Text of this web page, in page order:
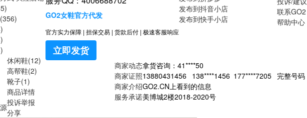
联系GO2
帮助中心
GO2女鞋官方代发
官方实力保障 | 担保交易 | 货款后付 | 极速客服响应
立即发货
发布到抖音小店
发布到快手小店
拿货咨询： 41****50
13880431456 138****1456 177****7205 完整号码
GO2.CN上看到的信息
美博城2楼2018-2020号
商家动态
商家证照
商家介绍
服务承诺
休闲鞋(12)
高帮鞋(2)
靴子(1)
商品详情
投诉举报
分享